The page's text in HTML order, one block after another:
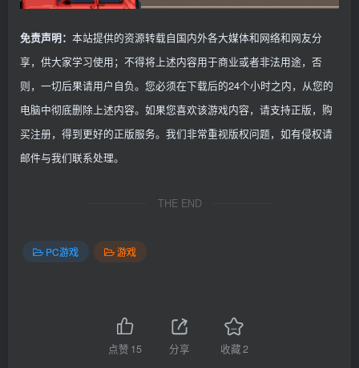
免责声明： 本站提供的资源转载自国内外各大媒体和网络和网友分
享，供大家学习使用；不得将上述内容用于商业或者非法用途，否
则，一切后果请用户自负。您必须在下载后的24个小时之内，从您的
电脑中彻底删除上述内容。如果您喜欢该游戏内容，请支持正版，购
买注册，得到更好的正版服务。我们非常重视版权问题，如有侵权请
邮件与我们联系处理。
THE END
PC游戏 游戏
点赞 15 分享 收藏2